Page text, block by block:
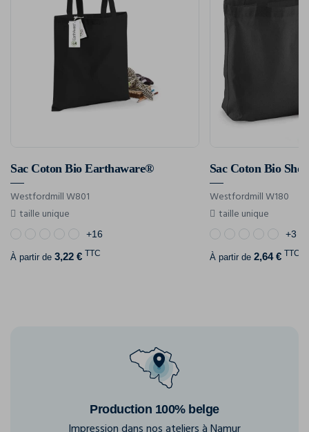
Sac Coton Bio Earthaware®
Westfordmill W801
taille unique
+16
À partir de 3,22 € TTC
Sac Coton Bio
Westfordmill W180
taille unique
+3
À partir de 2,64 € TTC
Production 100% belge